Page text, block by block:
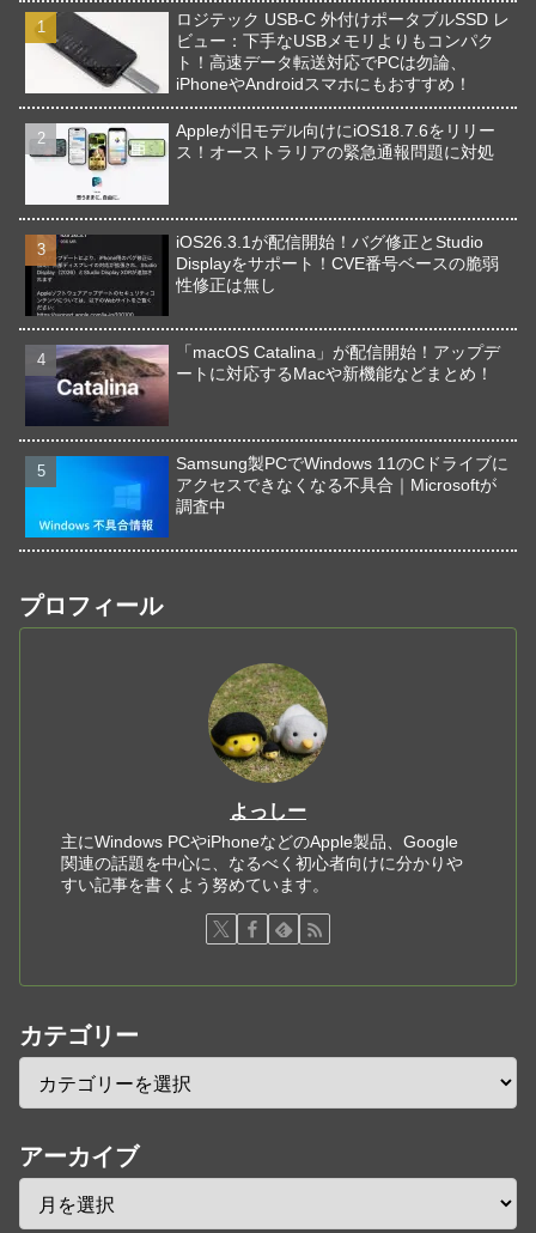
ロジテック USB-C 外付けポータブルSSD レ
ビュー：下手なUSBメモリよりもコンパク
ト！高速データ転送対応でPCは勿論、
iPhoneやAndroidスマホにもおすすめ！
Appleが旧モデル向けにiOS18.7.6をリリー
ス！オーストラリアの緊急通報問題に対処
iOS26.3.1が配信開始！バグ修正とStudio
Displayをサポート！CVE番号ベースの脆弱
性修正は無し
「macOS Catalina」が配信開始！アップデ
ートに対応するMacや新機能などまとめ！
Samsung製PCでWindows 11のCドライブに
アクセスできなくなる不具合｜Microsoftが
調査中
プロフィール
よっしー
主にWindows PCやiPhoneなどのApple製品、Google
関連の話題を中心に、なるべく初心者向けに分かりや
すい記事を書くよう努めています。
カテゴリー
アーカイブ